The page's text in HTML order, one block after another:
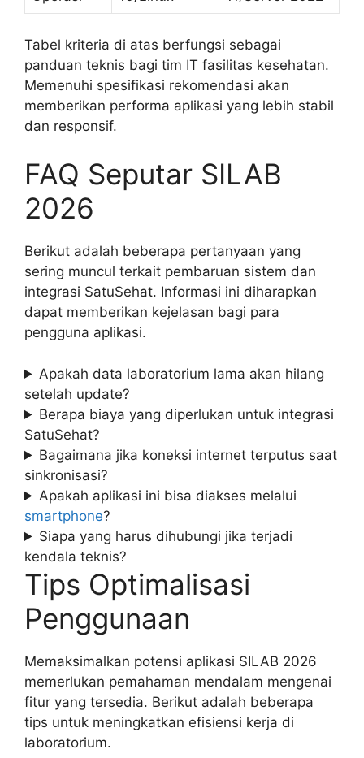
Tabel kriteria di atas berfungsi sebagai
panduan teknis bagi tim IT fasilitas kesehatan.
Memenuhi spesifikasi rekomendasi akan
memberikan performa aplikasi yang lebih stabil
dan responsif.
FAQ Seputar SILAB
2026
Berikut adalah beberapa pertanyaan yang
sering muncul terkait pembaruan sistem dan
integrasi SatuSehat. Informasi ini diharapkan
dapat memberikan kejelasan bagi para
pengguna aplikasi.
Apakah data laboratorium lama akan hilang
setelah update?
Berapa biaya yang diperlukan untuk integrasi
SatuSehat?
Bagaimana jika koneksi internet terputus saat
sinkronisasi?
Apakah aplikasi ini bisa diakses melalui
smartphone?
Siapa yang harus dihubungi jika terjadi
kendala teknis?
Tips Optimalisasi
Penggunaan
Memaksimalkan potensi aplikasi SILAB 2026
memerlukan pemahaman mendalam mengenai
fitur yang tersedia. Berikut adalah beberapa
tips untuk meningkatkan efisiensi kerja di
laboratorium.